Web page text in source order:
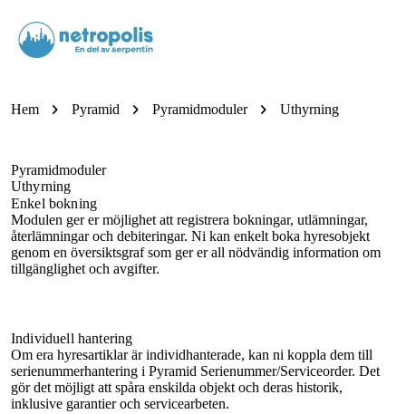
Hem chevron_right Pyramid chevron_right Pyramidmoduler chevron_right Uthyrning
Pyramidmoduler
Uthyrning
Enkel bokning
Modulen ger er möjlighet att registrera bokningar, utlämningar,
återlämningar och debiteringar. Ni kan enkelt boka hyresobjekt
genom en översiktsgraf som ger er all nödvändig information om
tillgänglighet och avgifter.
Individuell hantering
Om era hyresartiklar är individhanterade, kan ni koppla dem till
serienummerhantering i Pyramid Serienummer/Serviceorder. Det
gör det möjligt att spåra enskilda objekt och deras historik,
inklusive garantier och servicearbeten.